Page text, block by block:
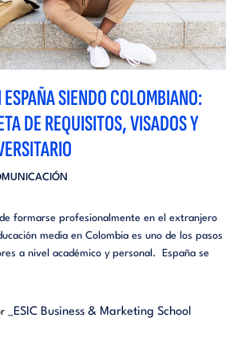
SIENDO COLOMBIANO:
DE REQUISITOS, VISADOS Y
de formarse profesionalmente en el extranjero
media en Colombia es uno de los pasos
a nivel académico y personal. España se
_ESIC Business & Marketing School